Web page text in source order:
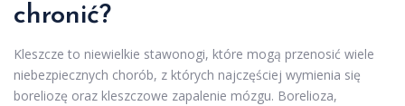
chronić?
Kleszcze to niewielkie stawonogi, które mogą przenosić wiele
niebezpiecznych chorób, z których najczęściej wymienia się
boreliozę oraz kleszczowe zapalenie mózgu. Borelioza,